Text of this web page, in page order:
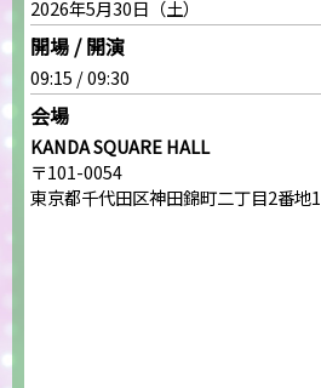
2026年5月30日（土）
開場 / 開演
09:15 / 09:30
会場
KANDA SQUARE HALL
〒101-0054
東京都千代田区神田錦町二丁目2番地1